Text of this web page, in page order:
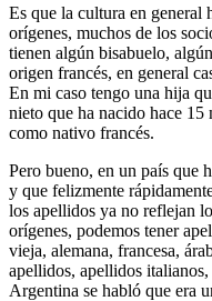
Es que la cultura en general
orígenes, muchos de los
tienen algún bisabuelo,
origen francés, en general
En mi caso tengo una hija
nieto que ha nacido hace 15
como nativo francés.
Pero bueno, en un país que
y que felizmente
los apellidos ya no reflejan
orígenes, podemos tener
vieja, alemana, francesa,
apellidos, apellidos italianos,
Argentina se habló que era